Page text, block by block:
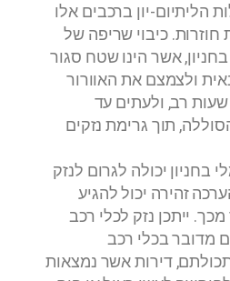
הליתיום-יון ברכבים אלו
חוזרות. כיבוי שריפה של
אשר הינו שטח סגור
ולצמצם את האוורור
רב, ולעתים עד
תוך גרימת נזקים
יכולה לגרום לנזק
זהירה יכול להגיע
ייתכן נזק לכלי רכב
מדובר בכלי רכב
דירות אשר נמצאות